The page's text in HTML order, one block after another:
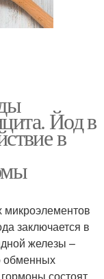
Йод в
в
заключается в
железы –
обменных
состоят